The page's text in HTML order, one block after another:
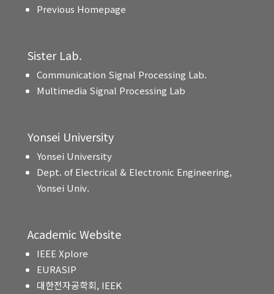
Previous Homepage
Sister Lab.
Communication Signal Processing Lab.
Multimedia Signal Processing Lab
Yonsei University
Yonsei University
Dept. of Electrical & Electronic Engineering,
Yonsei Univ.
Academic Website
IEEE Xplore
EURASIP
대한전자공학회, IEEK